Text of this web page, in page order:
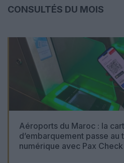
CONSULTÉS DU MOIS
Aéroports du Maroc : la
d’embarquement passe au
numérique avec Pax Check